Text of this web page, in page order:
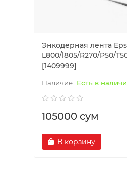
Энкодерная лента
L800/l805/R270/P50/
[1409999]
Есть в
105000 сум
В корзину